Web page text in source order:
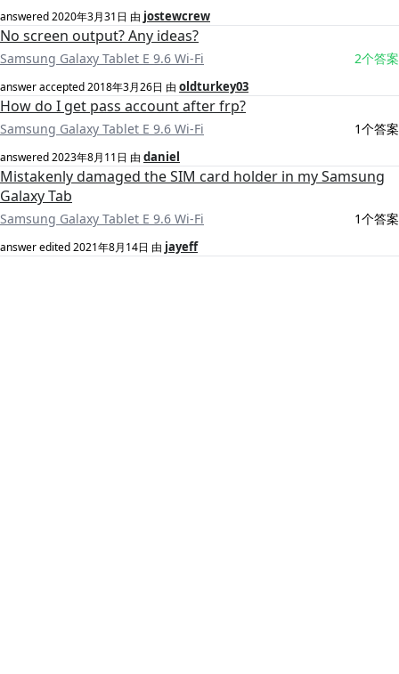
answered2020年3月31日 由 jostewcrew
No screen output? Any ideas?
Samsung Galaxy Tablet E 9.6 Wi-Fi 2个答案
answer accepted2018年3月26日 由 oldturkey03
How do I get pass account after frp?
Samsung Galaxy Tablet E 9.6 Wi-Fi 1个答案
answered2023年8月11日 由 daniel
Mistakenly damaged the SIM card holder in my Samsung
Galaxy Tab
Samsung Galaxy Tablet E 9.6 Wi-Fi 1个答案
answer edited2021年8月14日 由 jayeff